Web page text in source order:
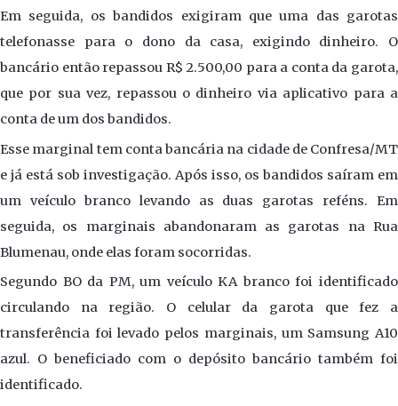
Em seguida, os bandidos exigiram que uma das garotas
telefonasse para o dono da casa, exigindo dinheiro. O
bancário então repassou R$ 2.500,00 para a conta da garota,
que por sua vez, repassou o dinheiro via aplicativo para a
conta de um dos bandidos.
Esse marginal tem conta bancária na cidade de Confresa/MT
e já está sob investigação. Após isso, os bandidos saíram em
um veículo branco levando as duas garotas reféns. Em
seguida, os marginais abandonaram as garotas na Rua
Blumenau, onde elas foram socorridas.
Segundo BO da PM, um veículo KA branco foi identificado
circulando na região. O celular da garota que fez a
transferência foi levado pelos marginais, um Samsung A10
azul. O beneficiado com o depósito bancário também foi
identificado.